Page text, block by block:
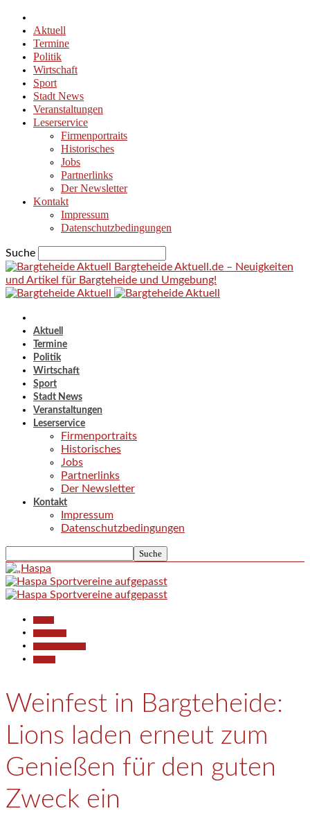
Aktuell
Termine
Politik
Wirtschaft
Sport
Stadt News
Veranstaltungen
Leserservice
Firmenportraits
Historisches
Jobs
Partnerlinks
Der Newsletter
Kontakt
Impressum
Datenschutzbedingungen
Suche
Bargteheide Aktuell.de – Neuigkeiten
und Artikel für Bargteheide und Umgebung!
Aktuell
Termine
Politik
Wirtschaft
Sport
Stadt News
Veranstaltungen
Leserservice
Firmenportraits
Historisches
Jobs
Partnerlinks
Der Newsletter
Kontakt
Impressum
Datenschutzbedingungen
Weinfest in Bargteheide:
Lions laden erneut zum
Genießen für den guten
Zweck ein